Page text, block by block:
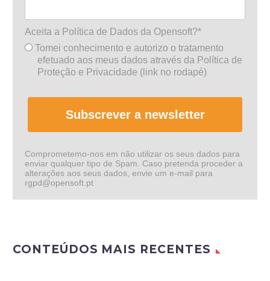
Aceita a Política de Dados da Opensoft?*
Tomei conhecimento e autorizo o tratamento
efetuado aos meus dados através da Política de
Proteção e Privacidade (link no rodapé)
Subscrever a newsletter
Comprometemo-nos em não utilizar os seus dados para
enviar qualquer tipo de Spam. Caso pretenda proceder a
alterações aos seus dados, envie um e-mail para
rgpd@opensoft.pt
CONTEÚDOS MAIS RECENTES